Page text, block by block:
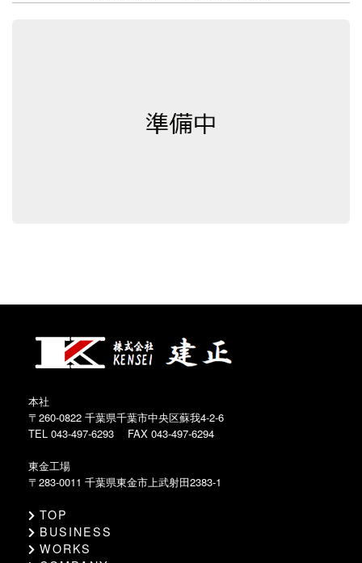
本社
〒260-0822 千葉県千葉市中央区蘇我4-2-6
TEL 043-497-6293
FAX 043-497-6294
東金工場
〒283-0011 千葉県東金市上武射田2383-1
TOP
BUSINESS
WORKS